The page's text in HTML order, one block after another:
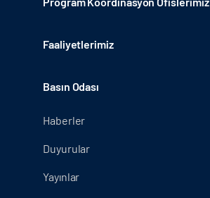
Faaliyetlerimiz
Basın Odası
Haberler
Duyurular
Yayınlar